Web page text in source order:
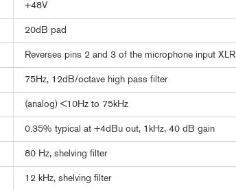
+48V
20dB pad
Reverses pins 2 and 3 of the microphone input XLR
75Hz, 12dB/octave high pass filter
(analog) <10Hz to 75kHz
0.35% typical at +4dBu out, 1kHz, 40 dB gain
80 Hz, shelving filter
12 kHz, shelving filter